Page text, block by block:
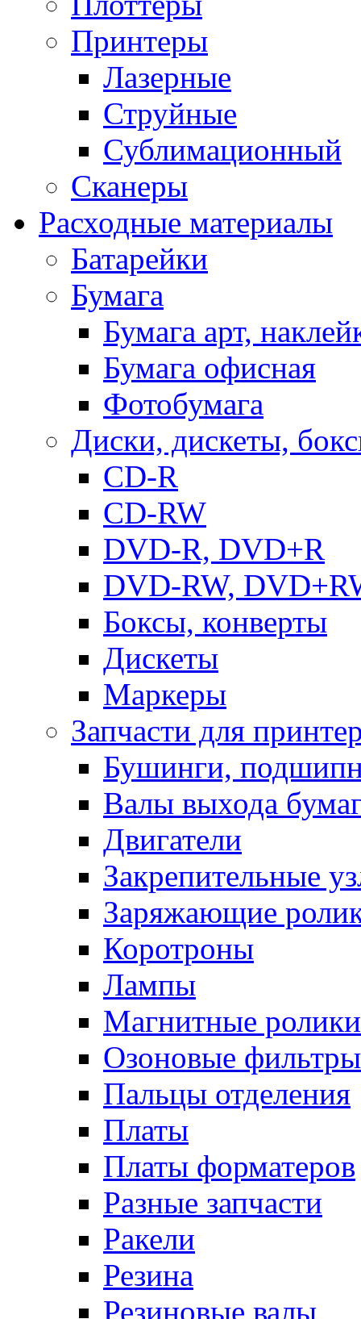
Принтеры
Лазерные
Струйные
Сублимационный
Сканеры
Расходные материалы
Батарейки
Бумага
Бумага арт,
Бумага офисная
Фотобумага
Диски, дискеты,
CD-R
CD-RW
DVD-R, DVD+R
DVD-RW,
Боксы, конверты
Дискеты
Маркеры
Запчасти для
Бушинги,
Валы выхода
Двигатели
Закрепительные
Заряжающие
Коротроны
Лампы
Магнитные ролики
Озоновые фильтры
Пальцы отделения
Платы
Платы форматеров
Разные запчасти
Ракели
Резина
Резиновые валы